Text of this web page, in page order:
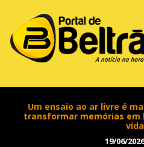
Um ensaio ao ar livre é
transformar memórias em
vida
19/06/